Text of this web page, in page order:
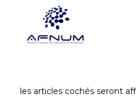
les articles cochés seront